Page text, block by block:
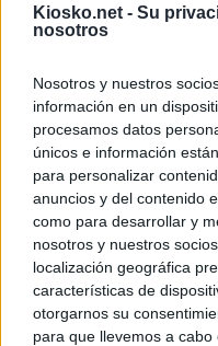
Kiosko.net - Su
nosotros
Nosotros y nuestros
información en un
procesamos datos
únicos e información
para personalizar
anuncios y del contenido
como para desarrollar y
nosotros y nuestros
localización geográfica
características de
otorgarnos su
para que llevemos a